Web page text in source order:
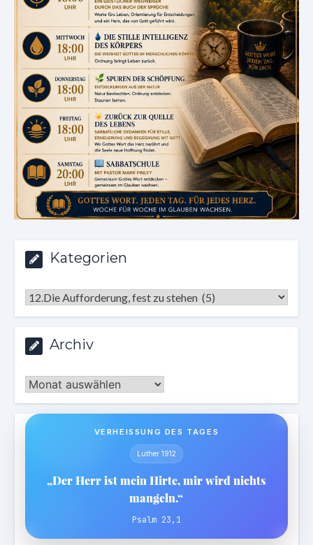
Kategorien
Kategorien
Archiv
Archiv
VERHEISSUNG DES TAGES
Luther 1912
„Der Herr ist mein Hirte, mir wird nichts
mangeln.“
Psalm 23,1